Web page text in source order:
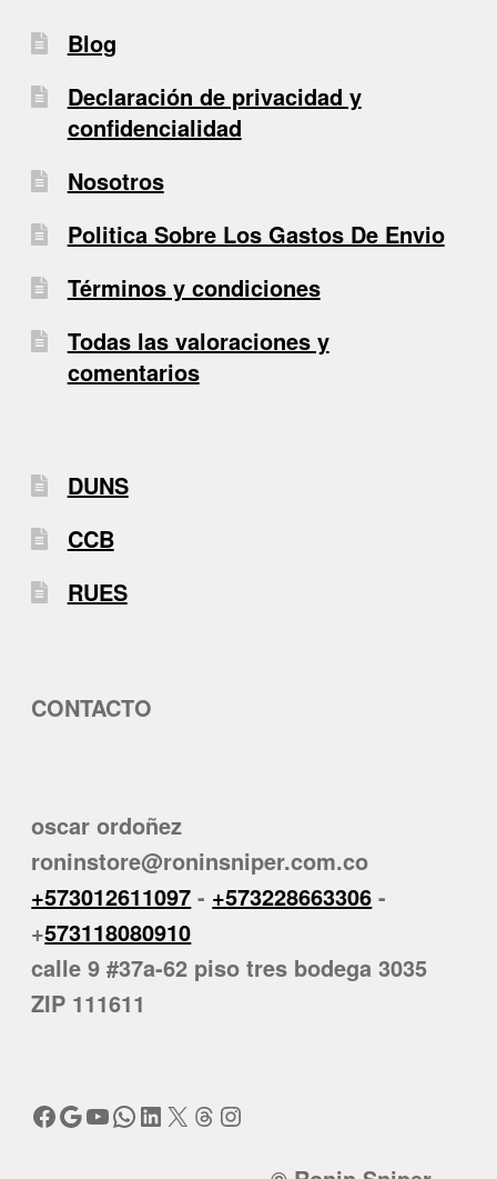
Blog
Declaración de privacidad y
confidencialidad
Nosotros
Politica Sobre Los Gastos De Envio
Términos y condiciones
Todas las valoraciones y
comentarios
DUNS
CCB
RUES
CONTACTO
oscar ordoñez
roninstore@roninsniper.com.co
+573012611097 - +573228663306 -
+573118080910
calle 9 #37a-62 piso tres bodega 3035
ZIP 111611
Facebook
Google
YouTube
WhatsApp
LinkedIn
X Threads
Instagram